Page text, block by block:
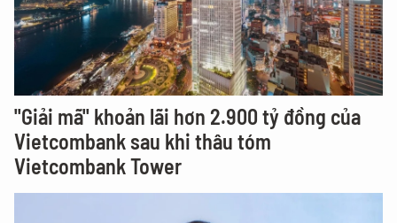
"Giải mã" khoản lãi hơn 2.900 tỷ đồng của
Vietcombank sau khi thâu tóm
Vietcombank Tower